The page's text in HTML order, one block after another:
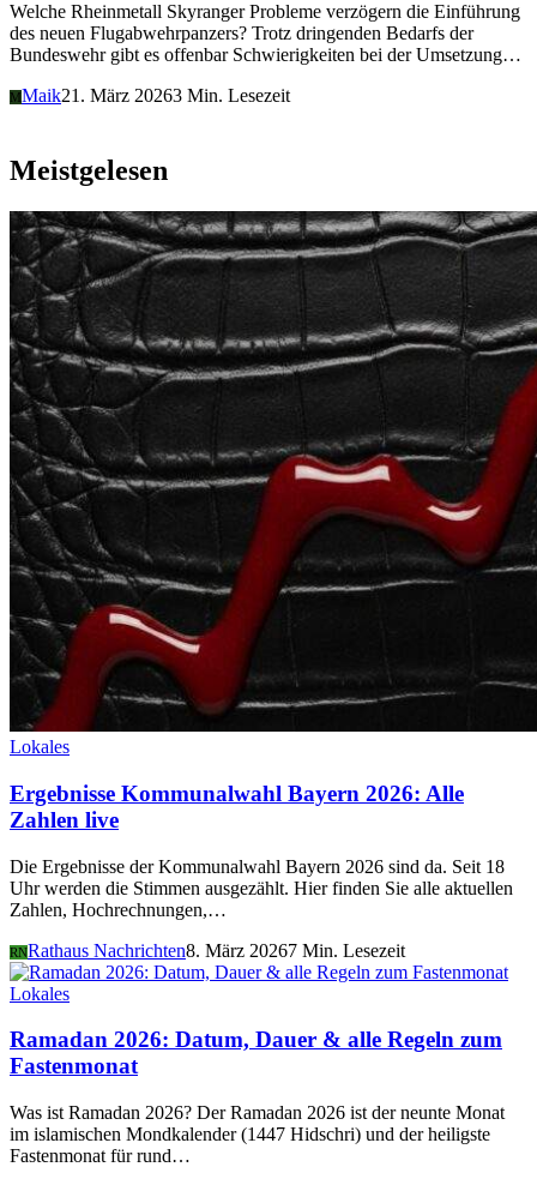
Welche Rheinmetall Skyranger Probleme verzögern die Einführung
des neuen Flugabwehrpanzers? Trotz dringenden Bedarfs der
Bundeswehr gibt es offenbar Schwierigkeiten bei der Umsetzung…
M Maik21. März 20263 Min. Lesezeit
Meistgelesen
Lokales
Ergebnisse Kommunalwahl Bayern 2026: Alle
Zahlen live
Die Ergebnisse der Kommunalwahl Bayern 2026 sind da. Seit 18
Uhr werden die Stimmen ausgezählt. Hier finden Sie alle aktuellen
Zahlen, Hochrechnungen,…
RNRathaus Nachrichten8. März 20267 Min. Lesezeit
Lokales
Ramadan 2026: Datum, Dauer & alle Regeln zum
Fastenmonat
Was ist Ramadan 2026? Der Ramadan 2026 ist der neunte Monat
im islamischen Mondkalender (1447 Hidschri) und der heiligste
Fastenmonat für rund…